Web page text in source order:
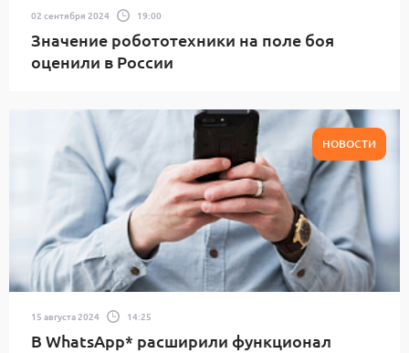
02 сентября 2024 19:00
Значение робототехники на поле боя
оценили в России
НОВОСТИ
15 августа 2024 14:25
В WhatsApp* расширили функционал